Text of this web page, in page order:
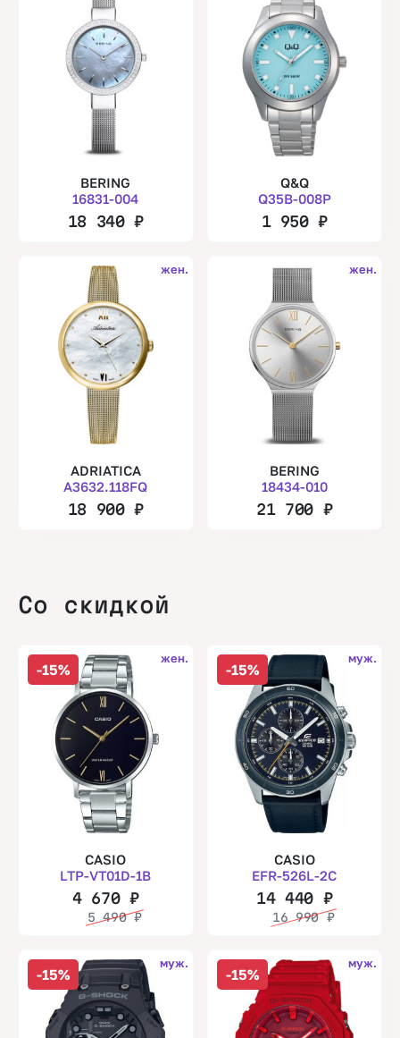
BERING
16831-004
18 340₽
Q&Q
Q35B-008P
1 950₽
жен.
ADRIATICA
A3632.118FQ
18 900₽
жен.
BERING
18434-010
21 700 ₽
Со скидкой
-15%
жен.
CASIO
LTP-VT01D-1B
4 670 ₽
5 490₽
-15%
муж.
CASIO
EFR-526L-2C
14 440 ₽
16 990₽
-15%
муж.
-15%
муж.